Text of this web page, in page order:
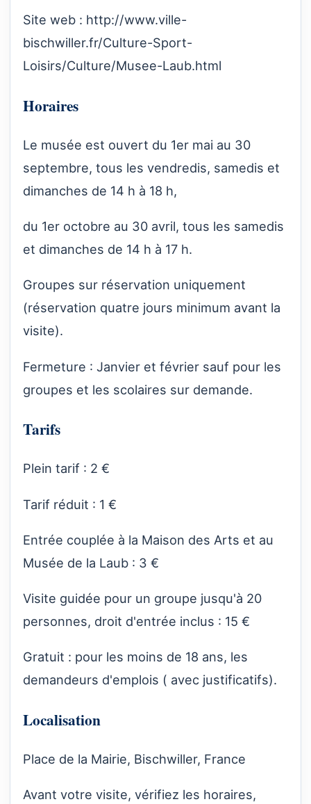
Site web : http://www.ville-
bischwiller.fr/Culture-Sport-
Loisirs/Culture/Musee-Laub.html
Horaires
Le musée est ouvert du 1er mai au 30
septembre, tous les vendredis, samedis et
dimanches de 14 h à 18 h,
du 1er octobre au 30 avril, tous les samedis
et dimanches de 14 h à 17 h.
Groupes sur réservation uniquement
(réservation quatre jours minimum avant la
visite).
Fermeture : Janvier et février sauf pour les
groupes et les scolaires sur demande.
Tarifs
Plein tarif : 2 €
Tarif réduit : 1 €
Entrée couplée à la Maison des Arts et au
Musée de la Laub : 3 €
Visite guidée pour un groupe jusqu'à 20
personnes, droit d'entrée inclus : 15 €
Gratuit : pour les moins de 18 ans, les
demandeurs d'emplois ( avec justificatifs).
Localisation
Place de la Mairie, Bischwiller, France
Avant votre visite, vérifiez les horaires,